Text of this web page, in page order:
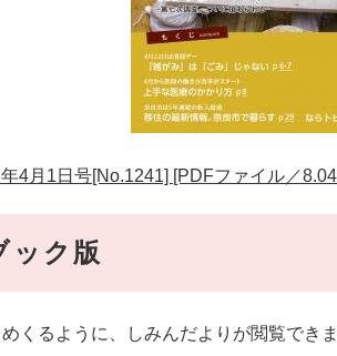
4月1日号[No.1241] [PDFファイル／
ック版
くるように、しみんだよりが閲覧でき